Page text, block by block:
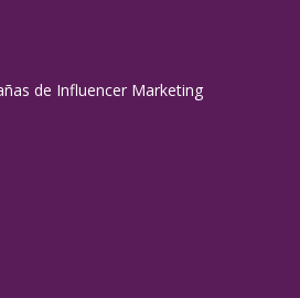
de Influencer Marketing